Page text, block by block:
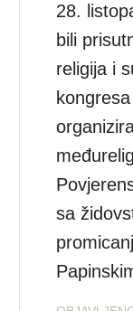
28.
bili
religija i
sa